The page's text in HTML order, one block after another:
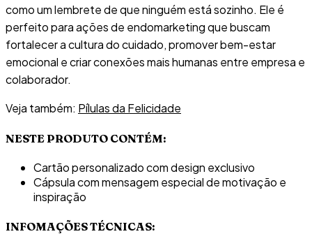
como um lembrete de que ninguém está sozinho. Ele é
perfeito para ações de endomarketing que buscam
fortalecer a cultura do cuidado, promover bem-estar
emocional e criar conexões mais humanas entre empresa e
colaborador.
Veja também: Pílulas da Felicidade
NESTE PRODUTO CONTÉM:
Cartão personalizado com design exclusivo
Cápsula com mensagem especial de motivação e
inspiração
INFOMAÇÕES TÉCNICAS: